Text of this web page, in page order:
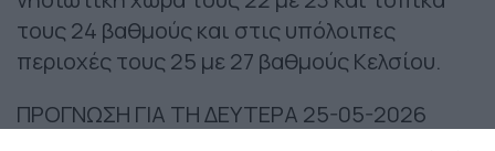
τους 24 βαθμούς και στις υπόλοιπες
περιοχές τους 25 με 27 βαθμούς Κελσίου.
ΠΡΟΓΝΩΣΗ ΓΙΑ ΤΗ ΔΕΥΤΕΡΑ 25-05-2026